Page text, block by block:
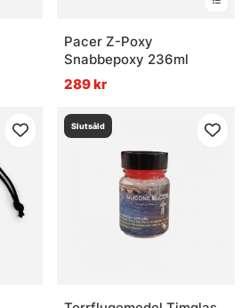
Pacer Z-Poxy
Snabbepoxy 236ml
289 kr
Slutsåld